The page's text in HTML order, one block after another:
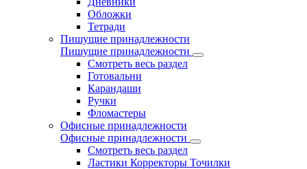
Обложки
Тетради
Пишущие принадлежности
Пишущие принадлежности
Смотреть весь раздел
Готовальни
Карандаши
Ручки
Фломастеры
Офисные принадлежности
Офисные принадлежности
Смотреть весь раздел
Ластики Корректоры Точилки